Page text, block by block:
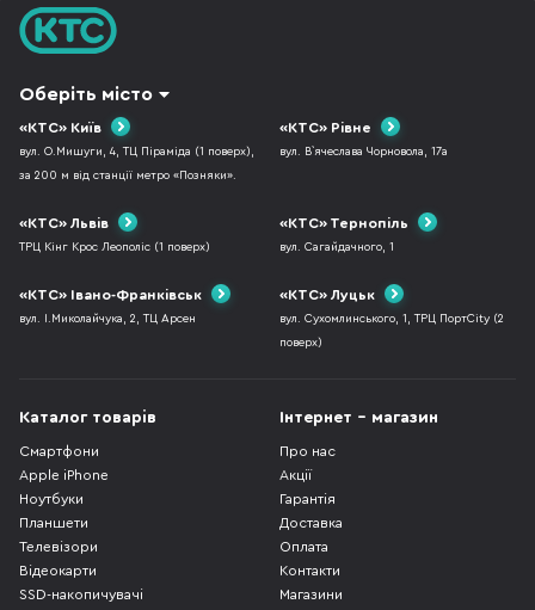
Оберіть місто
«КТС» Київ
вул. О.Мишуги, 4, ТЦ Піраміда (1 поверх),
за 200 м від станції метро «Позняки».
«КТС» Рівне
вул. В`ячеслава Чорновола, 17а
«КТС» Львів
ТРЦ Кінг Крос Леополіс (1 поверх)
«КТС» Тернопіль
вул. Сагайдачного, 1
«КТС» Івано-Франківськ
вул. І.Миколайчука, 2, ТЦ Арсен
«КТС» Луцьк
вул. Сухомлинського, 1, ТРЦ ПортCity (2
поверх)
Каталог товарів
Смартфони
Apple iPhone
Ноутбуки
Планшети
Телевізори
Відеокарти
SSD-накопичувачі
Інтернет - магазин
Про нас
Акції
Гарантія
Доставка
Оплата
Контакти
Магазини